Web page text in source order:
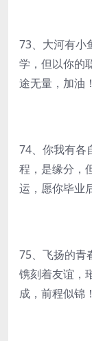
73、大河有小
学，但以你的
途无量，加油！
74、你我有各
程，是缘分，
运，愿你毕业
75、飞扬的青
镌刻着友谊，
成，前程似锦！